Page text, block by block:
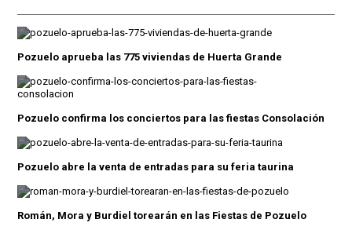
Pozuelo aprueba las 775 viviendas de Huerta Grande
Pozuelo confirma los conciertos para las fiestas Consolación
Pozuelo abre la venta de entradas para su feria taurina
Román, Mora y Burdiel torearán en las Fiestas de Pozuelo